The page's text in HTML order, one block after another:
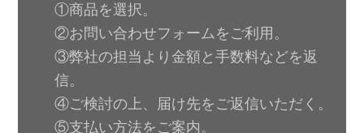
①商品を選択。
②お問い合わせフォームをご利用。
③弊社の担当より金額と手数料などを返
信。
④ご検討の上、届け先をご返信いただく。
⑤支払い方法をご案内。